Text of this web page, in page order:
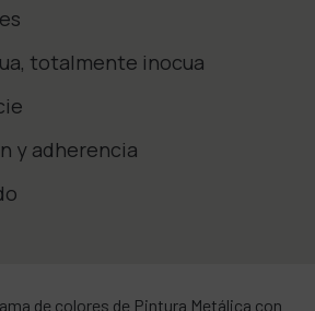
totalmente inocua
y adherencia
de colores de Pintura Metálica con